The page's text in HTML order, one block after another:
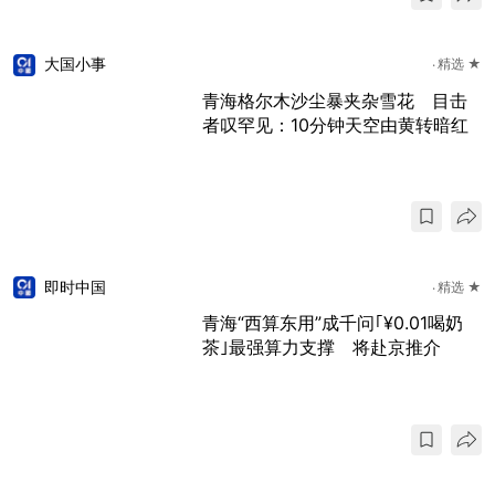
大国小事 精选 ★
青海格尔木沙尘暴夹杂雪花 目击
者叹罕见：10分钟天空由黄转暗红
即时中国 精选 ★
青海“西算东用”成千问｢¥0.01喝奶
茶｣最强算力支撑 将赴京推介